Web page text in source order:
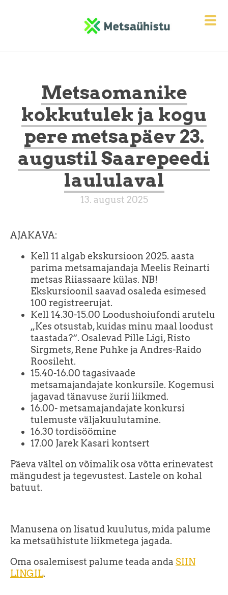
Metsaomanike
kokkutulek ja kogu
pere metsapäev 23.
augustil Saarepeedi
laululaval
13. august 2025
AJAKAVA:
Kell 11 algab ekskursioon 2025. aasta
parima metsamajandaja Meelis Reinarti
metsas Riiassaare külas. NB!
Ekskursioonil saavad osaleda esimesed
100 registreerujat.
Kell 14.30-15.00 Loodushoiufondi arutelu
„Kes otsustab, kuidas minu maal loodust
taastada?“. Osalevad Pille Ligi, Risto
Sirgmets, Rene Puhke ja Andres-Raido
Roosileht.
15.40-16.00 tagasivaade
metsamajandajate konkursile. Kogemusi
jagavad tänavuse žurii liikmed.
16.00- metsamajandajate konkursi
tulemuste väljakuulutamine.
16.30 tordisöömine
17.00 Jarek Kasari kontsert
Päeva vältel on võimalik osa võtta erinevatest
mängudest ja tegevustest. Lastele on kohal
batuut.
Manusena on lisatud kuulutus, mida palume
ka metsaühistute liikmetega jagada.
Oma osalemisest palume teada anda SIIN
LINGIL.